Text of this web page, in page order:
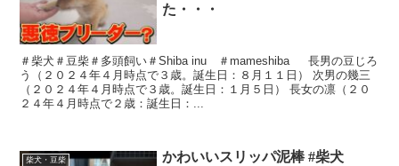
た・・・
＃柴犬＃豆柴＃多頭飼い＃Shiba inu ＃mameshiba 長男の豆じろ
う（２０２４年４月時点で３歳。誕生日：８月１１日） 次男の幾三
（２０２４年４月時点で３歳。誕生日：１月５日） 長女の凛（２０
２４年４月時点で２歳：誕生日：...
柴犬・豆柴
かわいいスリッパ泥棒 #柴犬